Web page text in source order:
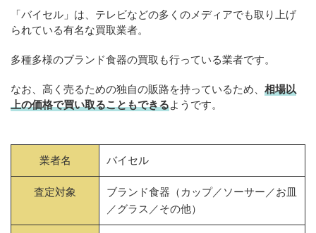
「バイセル」は、テレビなどの多くのメディアでも取り上げ
られている有名な買取業者。
多種多様のブランド食器の買取も行っている業者です。
なお、高く売るための独自の販路を持っているため、 相場以
上の価格で買い取ることもできるようです。
業者名 バイセル
査定対象
ブランド食器（カップ／ソーサー／お皿
／グラス／その他）